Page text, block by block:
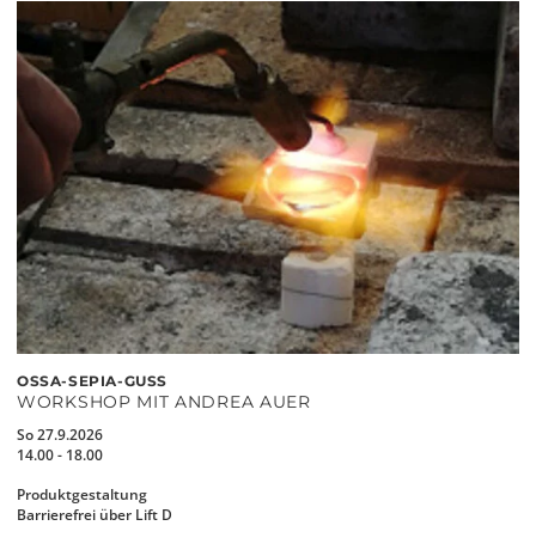
OSSA-SEPIA-GUSS
WORKSHOP MIT ANDREA AUER
So 27.9.2026
14.00 - 18.00
Produktgestaltung
Barrierefrei über Lift D